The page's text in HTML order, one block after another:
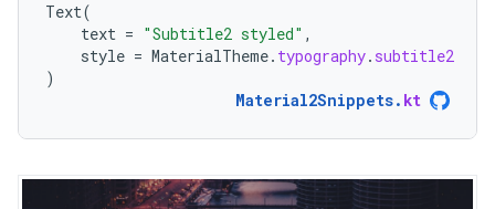
Text(
text = "Subtitle2 styled" ,
style = MaterialTheme. typography. subtitle2
)
Material2Snippets. kt